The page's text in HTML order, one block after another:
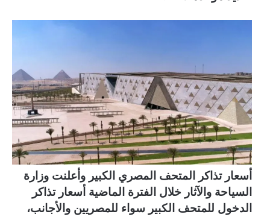
أسعار تذاكر المتحف المصري الكبير وأعلنت وزارة
السياحة والآثار خلال الفترة الماضية أسعار تذاكر
الدخول للمتحف الكبير سواء للمصريين والأجانب،